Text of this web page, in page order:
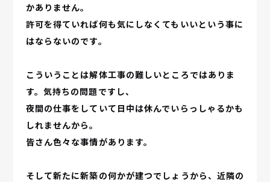
かありません。
許可を得ていれば何も気にしなくてもいいという事に
はならないのです。
こういうことは解体工事の難しいところではありま
す。気持ちの問題ですし、
夜間の仕事をしていて日中は休んでいらっしゃるかも
しれませんから。
皆さん色々な事情があります。
そして新たに新築の何かが建つでしょうから、近隣の